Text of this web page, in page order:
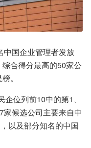
中国企业管理者发放
综合得分最高的50家公
。
位列前10中的第1、
候选公司主要来自中
以及部分知名的中国